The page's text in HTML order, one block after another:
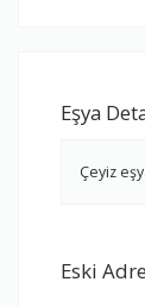
Eşya
Çeyiz
Eski